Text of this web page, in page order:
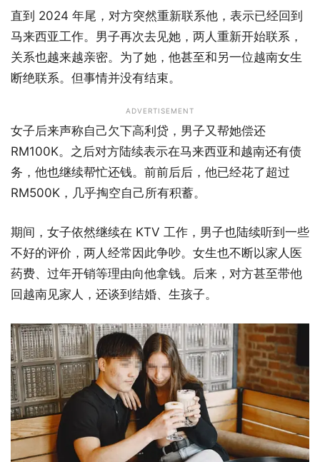
直到 2024 年尾，对方突然重新联系他，表示已经回到
马来西亚工作。男子再次去见她，两人重新开始联系，
关系也越来越亲密。为了她，他甚至和另一位越南女生
断绝联系。但事情并没有结束。
ADVERTISEMENT
女子后来声称自己欠下高利贷，男子又帮她偿还
RM100K。之后对方陆续表示在马来西亚和越南还有债
务，他也继续帮忙还钱。前前后后，他已经花了超过
RM500K，几乎掏空自己所有积蓄。
期间，女子依然继续在 KTV 工作，男子也陆续听到一些
不好的评价，两人经常因此争吵。女生也不断以家人医
药费、过年开销等理由向他拿钱。后来，对方甚至带他
回越南见家人，还谈到结婚、生孩子。